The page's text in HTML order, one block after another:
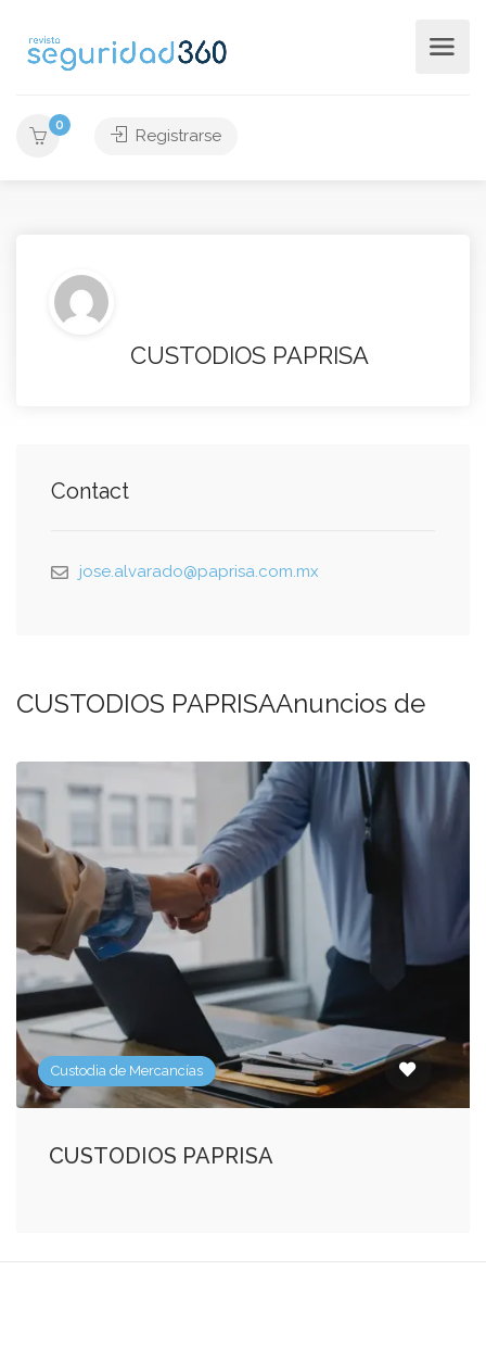
0
Registrarse
CUSTODIOS PAPRISA
Contact
jose.alvarado@paprisa.com.mx
CUSTODIOS PAPRISAAnuncios de
Custodia de Mercancías
CUSTODIOS PAPRISA